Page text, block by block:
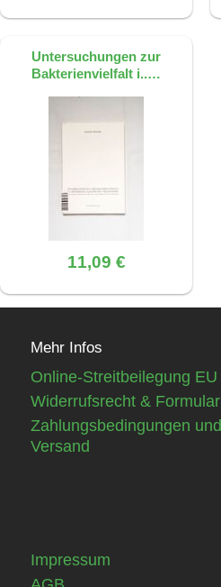
Untersuchungen zur
Bakterienvielfalt i..…
11,09 €
Mehr Infos
Online-Streitbeilegung EU
Widerrufsrecht & Formular
Zahlungsbedingungen und
Versand
Impressum